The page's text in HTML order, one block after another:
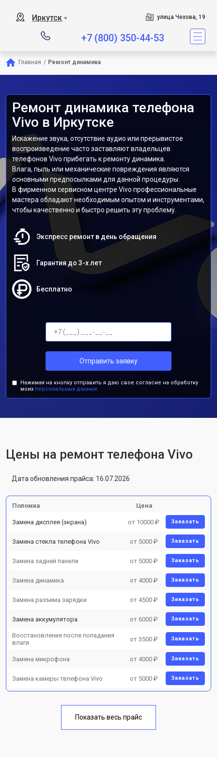
Иркутск ▼ улица Чехова, 19
+7 (800) 350-44-53
Главная / Ремонт динамика
Ремонт динамика телефона
Vivo в Иркутске
Искажение звука, отсутствие аудио или прерывистое
воспроизведение часто заставляют владельцев
телефонов Vivo прибегать к ремонту динамика.
Влага, пыль или механические повреждения являются
основными предпосылками для данной процедуры.
В фирменном сервисном центре Vivo профессиональные
мастера обладают необходимым опытом и инструментами,
чтобы качественно и быстро решить эту проблему.
Экспресс ремонт в день обращения
Гарантия до 3-х лет
Бесплатно
Отправить заявку
Нажимая на кнопку отправить я даю свое согласие на обработку
моих персональных данных.
Цены на ремонт телефона Vivo
Дата обновления прайса: 16.07.2026
Поломка Цена
Замена дисплея (экрана) от 10000 ₽ Заказать
Замена стекла телефона Vivo от 5000 ₽ Заказать
Замена задней панели от 5000 ₽ Заказать
Замена динамика от 4000 ₽ Заказать
Замена разъема зарядки от 4500 ₽ Заказать
Замена аккумулятора от 6000 ₽ Заказать
Восстановление после попадания
влаги
от 3500 ₽ Заказать
Замена микрофона от 4000 ₽ Заказать
Замена камеры телефона Vivo от 5000 ₽ Заказать
Показать весь прайс